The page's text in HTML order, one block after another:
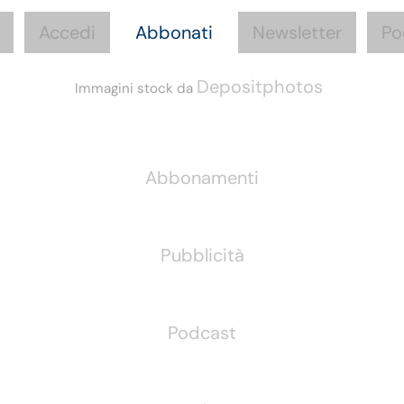
Accedi Abbonati Newsletter
Immagini stock da Depositphotos
Abbonamenti
Pubblicità
Podcast